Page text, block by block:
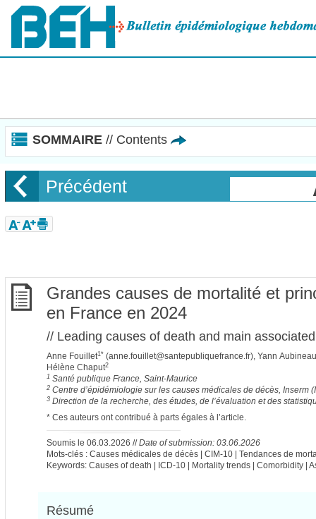
SOMMAIRE // Contents
Précédent
Grandes causes de mortalité et
en France en 2024
// Leading causes of death and main
Anne Fouillet1* (anne.fouillet@santepubliquefrance.fr), Yann Aubineau
Hélène Chaput2
1 Santé publique France, Saint-Maurice
2 Centre d’épidémiologie sur les causes médicales de décès, Inserm
3 Direction de la recherche, des études, de l’évaluation et des
* Ces auteurs ont contribué à parts égales à l’article.
Soumis le 06.03.2026 //Date of submission: 03.06.2026
Mots-clés : Causes médicales de décès | CIM-10 | Tendances de
Keywords: Causes of death | ICD-10 | Mortality trends | Comorbidity |
Résumé
Panneau de gestion des cookies